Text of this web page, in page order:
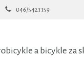
a bicykle za
046/5423359